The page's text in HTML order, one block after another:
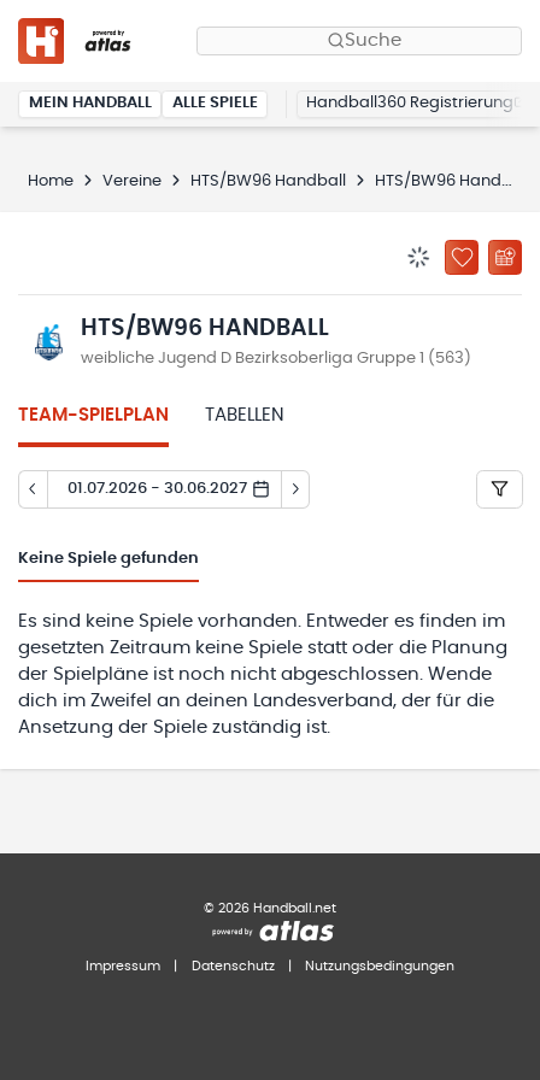
Suche
MEIN HANDBALL ALLE SPIELE Handball360 Registrierung
Home Vereine HTS/BW96 Handball HTS/BW96 Handball
ZU
HTS/BW96 HANDBALL
weibliche Jugend D Bezirksoberliga Gruppe 1 (563)
TEAM-SPIELPLAN TABELLEN
01.07.2026 - 30.06.2027
Keine Spiele gefunden
Es sind keine Spiele vorhanden. Entweder es finden im
gesetzten Zeitraum keine Spiele statt oder die Planung
der Spielpläne ist noch nicht abgeschlossen. Wende
dich im Zweifel an deinen Landesverband, der für die
Ansetzung der Spiele zuständig ist.
© 2026 Handball.net
Impressum Datenschutz Nutzungsbedingungen